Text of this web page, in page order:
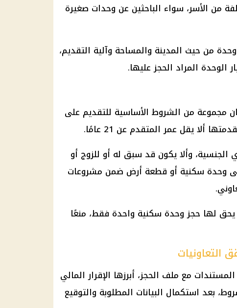
من الأسر، سواء الباحثين عن وحدات صغيرة
من حيث المدينة والمساحة وآلية التقديم،
الوحدة المراد الحجز عليها.
مجموعة من الشروط الأساسية للتقديم على
ألا يقل عمر المتقدم عن 21 عامًا.
وألا يكون قد سبق له أو للزوج أو
على وحدة سكنية أو قطعة أرض ضمن مشروعات
يحق لها حجز وحدة سكنية واحدة فقط، منعًا
التعاونيات
مع ملف الحجز، أبرزها الإقرار المالي
بعد استكمال البيانات المطلوبة والتوقيع